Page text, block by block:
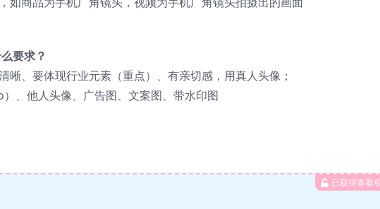
要求？
晰、要体现行业元素（重点）、有亲切感，用真人头像；
、他人头像、广告图、文案图、带水印图
已获得查看